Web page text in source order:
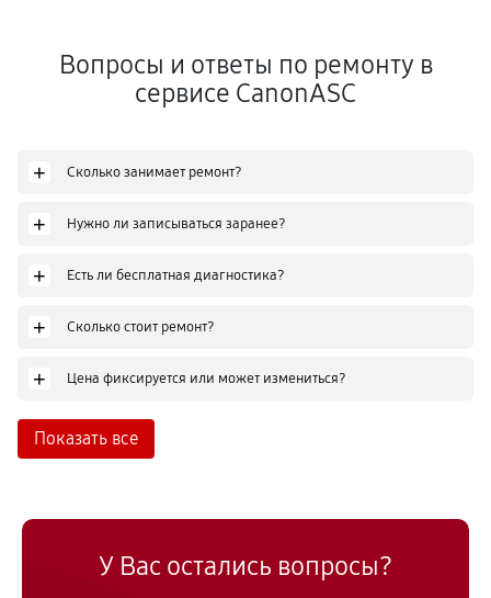
Вопросы и ответы по ремонту в
сервисе CanonASC
+ Сколько занимает ремонт?
+ Нужно ли записываться заранее?
+ Есть ли бесплатная диагностика?
+ Сколько стоит ремонт?
+ Цена фиксируется или может измениться?
Показать все
У Вас остались вопросы?